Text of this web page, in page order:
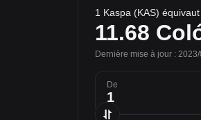
1 Kaspa (KAS) équivaut
11.68
Dernière mise à jour :
De